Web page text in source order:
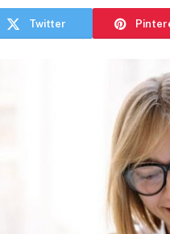
Twitter